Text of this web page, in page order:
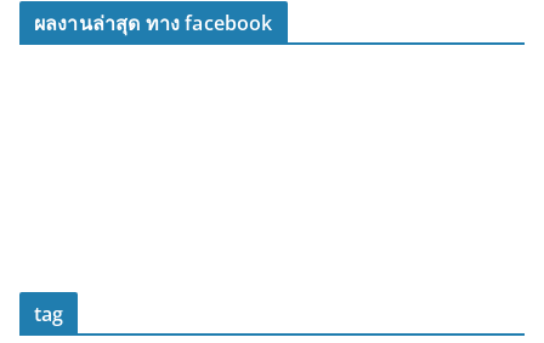
ผลงานล่าสุด ทาง facebook
tag